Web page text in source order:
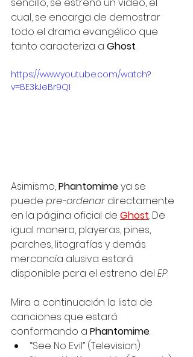
cual, se encarga de demostrar
todo el drama evangélico que
tanto caracteriza a Ghost.
https://www.youtube.com/watch?
v=BE3kJeBr9QI
Asimismo, Phantomime ya se
puede pre-ordenar directamente
en la página oficial de Ghost. De
igual manera, playeras, pines,
parches, litografías y demás
mercancía alusiva estará
disponible para el estreno del EP.
Mira a continuación la lista de
canciones que estará
conformando a Phantomime.
“See No Evil” (Television)